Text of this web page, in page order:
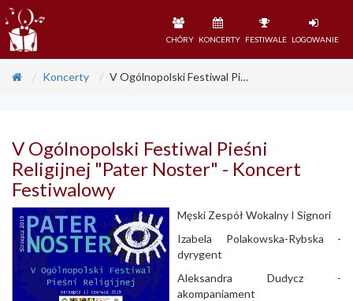
CHÓRY KONCERTY FESTIWALE LOGOWANIE
Koncerty V Ogólnopolski Festiwal Pieśni Religijnej "Pater Noster" - Koncert Festiwalowy
V Ogólnopolski Festiwal Pieśni
Religijnej "Pater Noster" - Koncert
Festiwalowy
Męski Zespół Wokalny I Signori
Izabela Polakowska-Rybska -
dyrygent
Aleksandra Dudycz -
akompaniament